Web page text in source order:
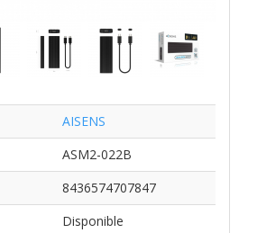
AISENS
ASM2-022B
8436574707847
Disponible